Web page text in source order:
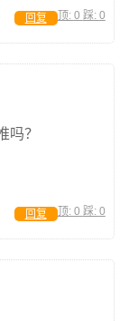
顶: 0 踩: 0
回复
吗？
顶: 0 踩: 0
回复